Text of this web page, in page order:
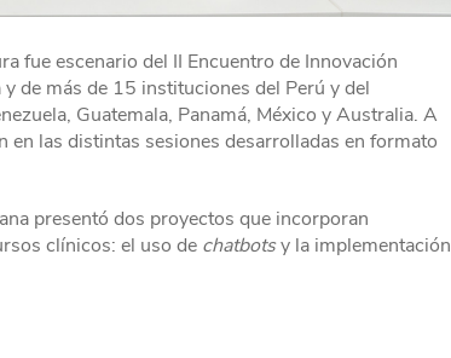
fue escenario del II Encuentro de Innovación
de más de 15 instituciones del Perú y del
Guatemala, Panamá, México y Australia. A
las distintas sesiones desarrolladas en formato
presentó dos proyectos que incorporan
clínicos: el uso de chatbotsy la implementación